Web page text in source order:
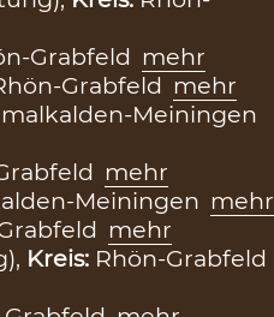
Grabfeld mehr
Grabfeld mehr
Meiningen
mehr
Meiningen mehr
mehr
Kreis: Rhön-Grabfeld